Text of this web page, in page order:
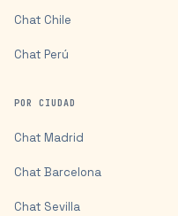
Chat Chile
Chat Perú
POR CIUDAD
Chat Madrid
Chat Barcelona
Chat Sevilla